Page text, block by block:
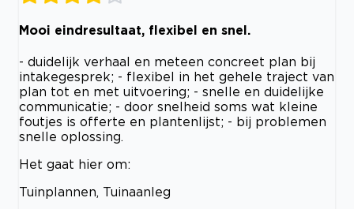
Mooi eindresultaat, flexibel en snel.
- duidelijk verhaal en meteen concreet plan bij
intakegesprek; - flexibel in het gehele traject van
plan tot en met uitvoering; - snelle en duidelijke
communicatie; - door snelheid soms wat kleine
foutjes is offerte en plantenlijst; - bij problemen
snelle oplossing.
Het gaat hier om:
Tuinplannen, Tuinaanleg